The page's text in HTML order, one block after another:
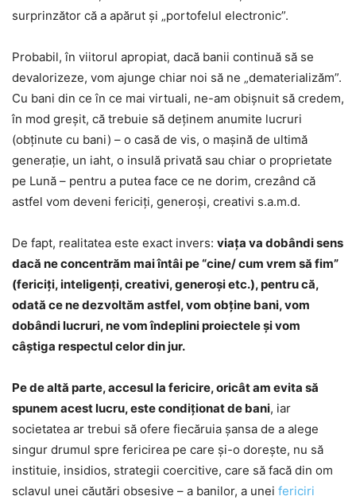
surprinzător că a apărut și „portofelul electronic”.
Probabil, în viitorul apropiat, dacă banii continuă să se
devalorizeze, vom ajunge chiar noi să ne „dematerializăm”.
Cu bani din ce în ce mai virtuali, ne-am obișnuit să credem,
în mod greșit, că trebuie să deținem anumite lucruri
(obținute cu bani) – o casă de vis, o mașină de ultimă
generație, un iaht, o insulă privată sau chiar o proprietate
pe Lună – pentru a putea face ce ne dorim, crezând că
astfel vom deveni fericiți, generoși, creativi s.a.m.d.
De fapt, realitatea este exact invers: viața va dobândi sens
dacă ne concentrăm mai întâi pe “cine/ cum vrem să fim”
(fericiți, inteligenți, creativi, generoși etc.), pentru că,
odată ce ne dezvoltăm astfel, vom obține bani, vom
dobândi lucruri, ne vom îndeplini proiectele și vom
câștiga respectul celor din jur.
Pe de altă parte, accesul la fericire, oricât am evita să
spunem acest lucru, este condiţionat de bani, iar
societatea ar trebui să ofere fiecăruia şansa de a alege
singur drumul spre fericirea pe care şi-o doreşte, nu să
instituie, insidios, strategii coercitive, care să facă din om
sclavul unei căutări obsesive – a banilor, a unei fericiri